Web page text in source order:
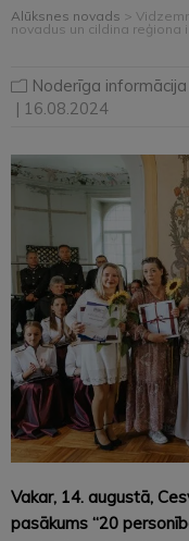
Alūksnes novads >
novadus un cildina reģiona
Noderīga informācija
| 16.08.2024
Vakar, 14. augustā,
pasākums “20